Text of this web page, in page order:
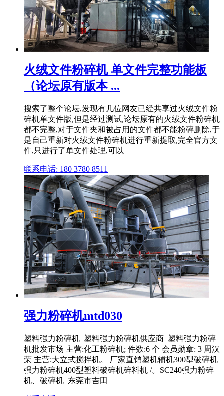
火绒文件粉碎机 单文件完整功能板
（论坛原有版本 ...
搜索了整个论坛,发现有几位网友已经共享过火绒文件粉
碎机单文件版,但是经过测试,论坛原有的火绒文件粉碎机
都不完整,对于文件夹和被占用的文件都不能粉碎删除,于
是自己重新对火绒文件粉碎机进行重新提取,完全官方文
件,只进行了单文件处理,可以
联系电话: 180 3780 8511
强力粉碎机mtd030
塑料强力粉碎机_塑料强力粉碎机供应商_塑料强力粉碎
机批发市场 主营:化工粉碎机; 件数:6 个 会员勋章: 3 周汉
荣 主营:大立式搅拌机。 厂家直销塑机辅机300型破碎机
强力粉碎机400型塑料破碎机碎料机 /。SC240强力粉碎
机、破碎机_东莞市吉田